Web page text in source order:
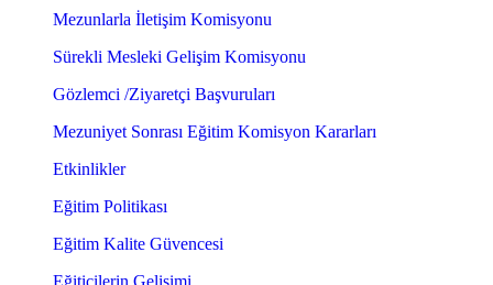
Mezunlarla İletişim Komisyonu
Sürekli Mesleki Gelişim Komisyonu
Gözlemci /Ziyaretçi Başvuruları
Mezuniyet Sonrası Eğitim Komisyon Kararları
Etkinlikler
Eğitim Politikası
Eğitim Kalite Güvencesi